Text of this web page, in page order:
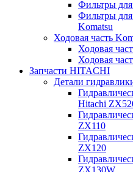
Фильтры для
Фильтры для
Komatsu
Ходовая часть
Ходовая
Ходовая
Запчасти HITACHI
Детали
Hitachi
ZX110
ZX120
ZX130W